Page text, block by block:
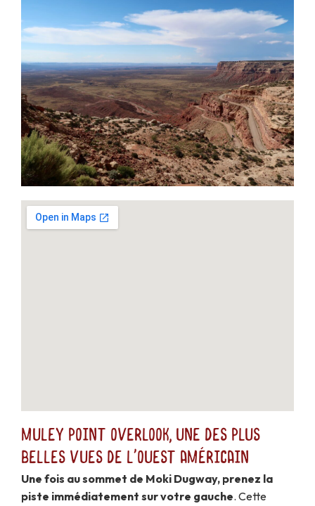
Muley Point Overlook, une des plus
belles vues de l'Ouest Américain
Une fois au sommet de Moki Dugway, prenez la
piste immédiatement sur votre gauche. Cette